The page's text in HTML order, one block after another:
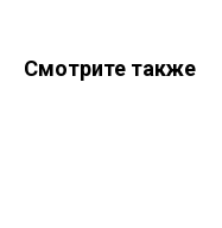
Смотрите также